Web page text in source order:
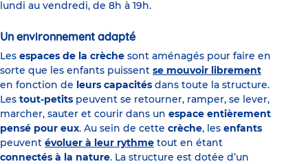
lundi au vendredi, de 8h à 19h.
Un environnement adapté
Les espaces de la crèche sont aménagés pour faire en
sorte que les enfants puissent se mouvoir librement
en fonction de leurs capacités dans toute la structure.
Les tout-petits peuvent se retourner, ramper, se lever,
marcher, sauter et courir dans un espace entièrement
pensé pour eux. Au sein de cette crèche, les enfants
peuvent évoluer à leur rythme tout en étant
connectés à la nature. La structure est dotée d’un